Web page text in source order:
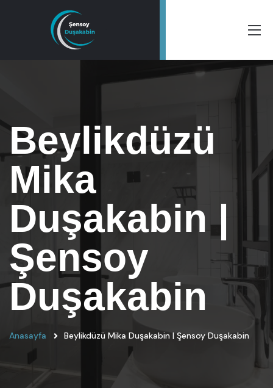
Beylikdüzü
Mika
Duşakabin |
Şensoy
Duşakabin
Anasayfa Beylikdüzü Mika Duşakabin | Şensoy Duşakabin